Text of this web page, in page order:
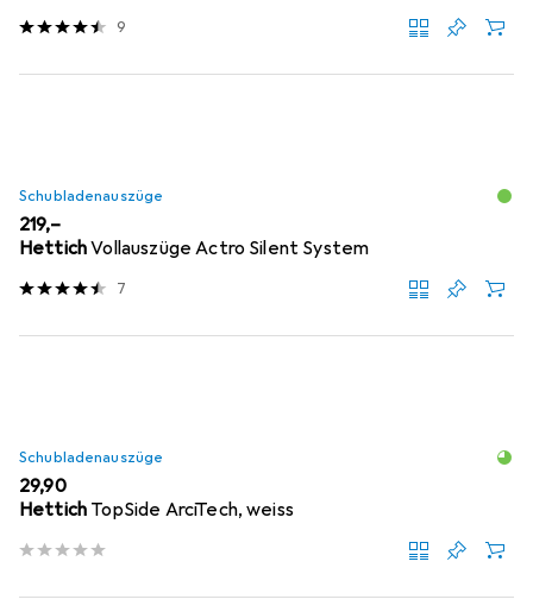
9
Schubladenauszüge
EUR
219,–
HettichVollauszüge Actro Silent System
7
Schubladenauszüge
EUR
29,90
Hettich TopSide ArciTech, weiss